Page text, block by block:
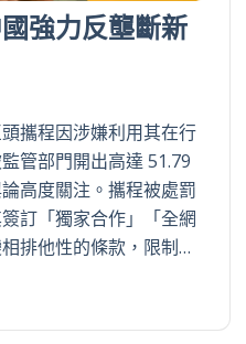
強力反壟斷新
攜程因涉嫌利用其在行
管部門開出高達 51.79
高度關注。攜程被處罰
訂「獨家合作」「全網
排他性的條款，限制…